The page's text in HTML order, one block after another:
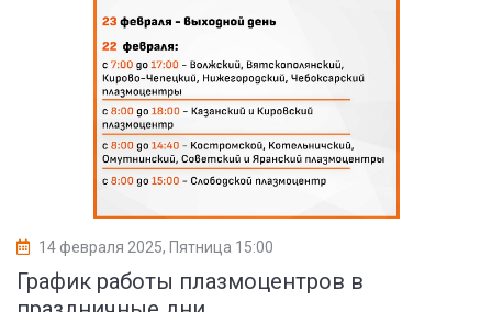
14 февраля 2025, Пятница 15:00
График работы плазмоцентров в